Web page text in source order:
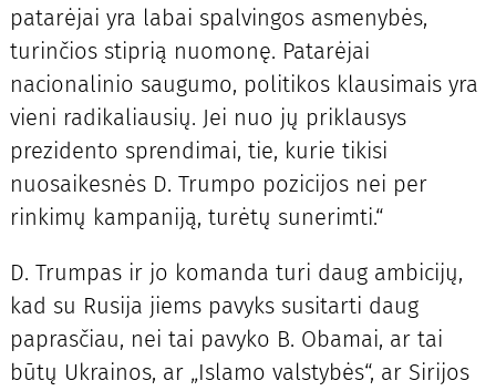
patarėjai yra labai spalvingos asmenybės,
turinčios stiprią nuomonę. Patarėjai
nacionalinio saugumo, politikos klausimais yra
vieni radikaliausių. Jei nuo jų priklausys
prezidento sprendimai, tie, kurie tikisi
nuosaikesnės D. Trumpo pozicijos nei per
rinkimų kampaniją, turėtų sunerimti.“
D. Trumpas ir jo komanda turi daug ambicijų,
kad su Rusija jiems pavyks susitarti daug
paprasčiau, nei tai pavyko B. Obamai, ar tai
būtų Ukrainos, ar „Islamo valstybės“, ar Sirijos